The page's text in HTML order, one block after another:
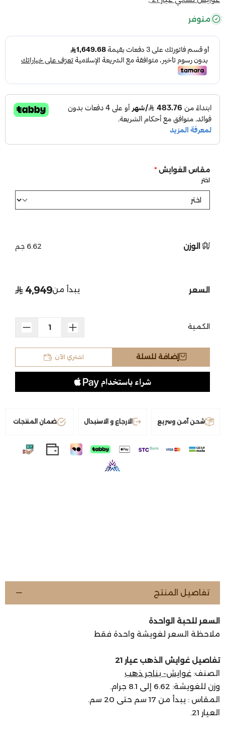
متوفر
مقاس الغوايش *
اختر
الوزن 6.62 جم
السعر يبدأ من4,949
الكمية
إضافة للسلة اشتري الآن
شحن آمن وسريع الارجاع و الاستبدال ضمان المنتجات
تفاصيل المنتج
السعر للحبة الواحدة
ملاحظة السعر لغويشة واحدة فقط
تفاصيل غوايش الذهب عيار 21
الصنف: غوايش- بناجر ذهب
وزن للغويشة: 6.62 إلى 8.1 جرام.
المقاس : يبدأ من 17 سم حتى 20 سم.
العيار 21.